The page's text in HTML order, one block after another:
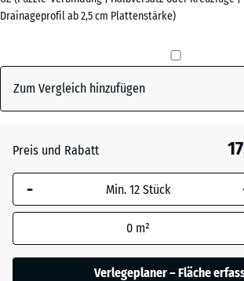
Farbpalette
(active)
Grasgrün + 0,60 €
Schiefergrau
Drainageprofil ab 2,5 cm Plattenstärke)
Zum Vergleich hinzufügen
Preis und Rabatt
-
0 m²
Verlegeplaner – Fläche